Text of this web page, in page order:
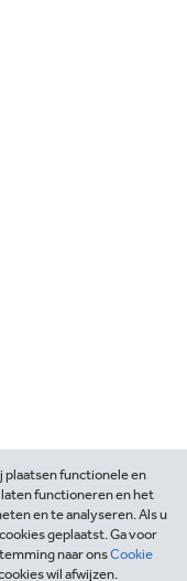
plaatsen functionele en
functioneren en het
en te analyseren. Als u
geplaatst. Ga voor
naar onsCookie
wil afwijzen.